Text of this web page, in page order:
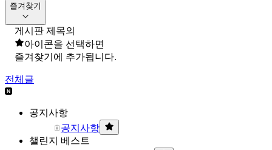
즐겨찾기
게시판 제목의
아이콘을 선택하면
즐겨찾기에 추가됩니다.
전체글
공지사항
공지사항
챌린지 베스트